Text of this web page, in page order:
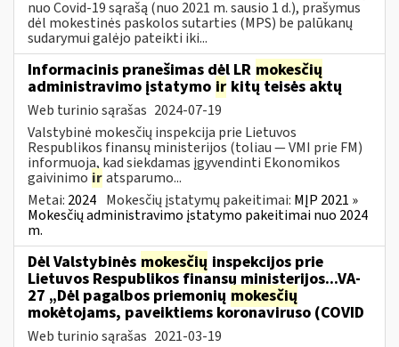
nuo Covid-19 sąrašą (nuo 2021 m. sausio 1 d.), prašymus
dėl mokestinės paskolos sutarties (MPS) be palūkanų
sudarymui galėjo pateikti iki...
Informacinis pranešimas dėl LR mokesčių
administravimo įstatymo ir kitų teisės aktų
Web turinio sąrašas 2024-07-19
Valstybinė mokesčių inspekcija prie Lietuvos
Respublikos finansų ministerijos (toliau — VMI prie FM)
informuoja, kad siekdamas įgyvendinti Ekonomikos
gaivinimo iratsparumo...
Metai: 2024 Mokesčių įstatymų pakeitimai: MĮP 2021 »
Mokesčių administravimo įstatymo pakeitimai nuo 2024
m.
Dėl Valstybinės mokesčių inspekcijos prie
Lietuvos Respublikos finansų ministerijos...VA-
27 „Dėl pagalbos priemonių mokesčių
mokėtojams, paveiktiems koronaviruso (COVID
Web turinio sąrašas 2021-03-19